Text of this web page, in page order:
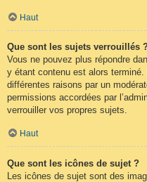
Haut
Que sont les sujets verrouillés
Vous ne pouvez plus répondre
y étant contenu est alors
différentes raisons par un
permissions accordées par
verrouiller vos propres sujets.
Haut
Que sont les icônes de sujet ?
Les icônes de sujet sont des